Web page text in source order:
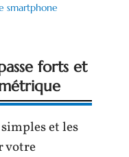
smartphone
forts et
et les
votre